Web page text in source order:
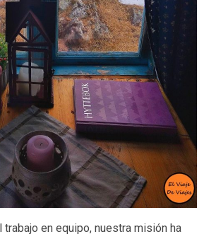
trabajo en equipo, nuestra misión ha